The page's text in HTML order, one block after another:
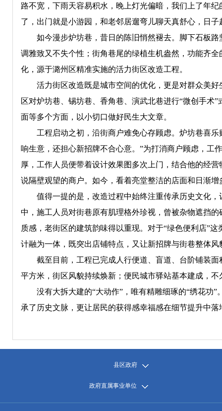
路不宽，下雨天容易积水，晚上灯光偏暗，我们上了年
了，出门就是小游园，和老邻居遛弯儿聊天真舒心，日子
如今漫步炉坊巷，昔日的陈旧悄然褪去。脚下石板路
调雅致又不失个性；街角巷尾的绿植生机盎然，功能齐
化，源于潞州区精准实施的活力街区改造工程。
活力街区改造既是城市空间的优化，更是对群众美好
区对炉坊巷、锡坊巷、香角巷、演武北巷进行“微创手术
面等多个方面，以小切口做好民生大文章。
工程启动之初，沿街商户难免心存顾虑。炉坊巷喜乐
响生意，还担心新招牌不合心意。”为打消商户顾虑，工
厚，工作人员便带着设计效果图多次上门，结合他的经
说隔壁观望的商户。如今，看着亮堂整洁的店面和日渐
值得一提的是，改造过程中始终注重传承历史文化，
中，施工人员对街巷原有肌理格外珍视，曾被杂物遮挡
质感，老街区的建筑韵味得以重现。对于“绿色便利店”
计融为一体，既突出店铺特点，又让新招牌与街巷整体风
截至目前，工程已完成人行便道、盲道、台阶铺装面
平方米，街区风貌持续焕新；便民城市驿站基本建成，
没有大拆大建的“大动作”，唯有精雕细琢的“绣花功”
承了历史文脉，更让居民的获得感幸福感在细节提升中
县区政府
政府直属事业单位